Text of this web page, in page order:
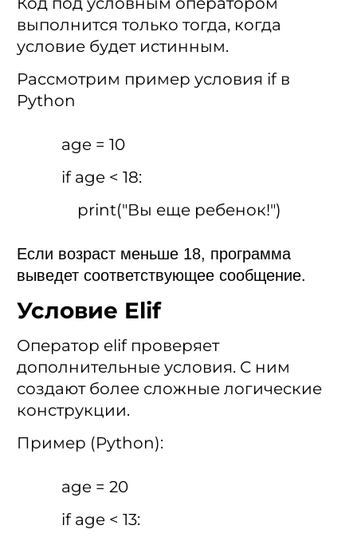
выполнится только тогда, когда
условие будет истинным.
Рассмотрим пример условия if в
Python
age = 10
if age < 18:
print("Вы еще ребенок!")
Если возраст меньше 18, программа
выведет соответствующее сообщение.
Условие Elif
Оператор elif проверяет
дополнительные условия. С ним
создают более сложные логические
конструкции.
Пример (Python):
age = 20
if age < 13: